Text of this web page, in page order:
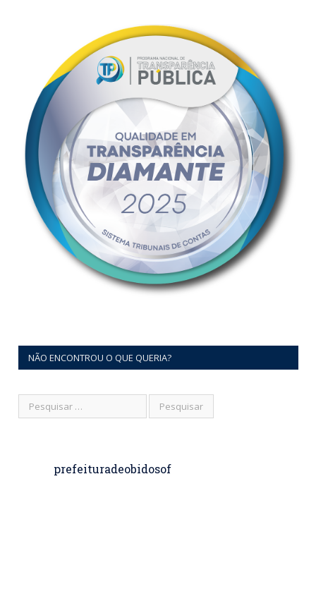
NÃO ENCONTROU O QUE QUERIA?
prefeituradeobidosof